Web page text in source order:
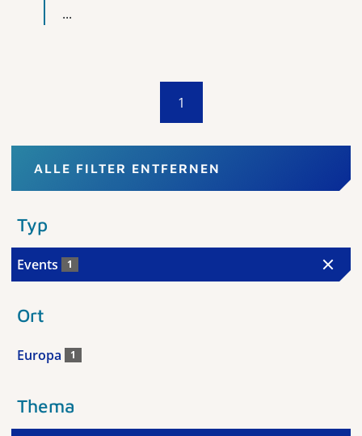
...
1
ALLE FILTER ENTFERNEN
Typ
Events 1
Ort
Europa 1
Thema